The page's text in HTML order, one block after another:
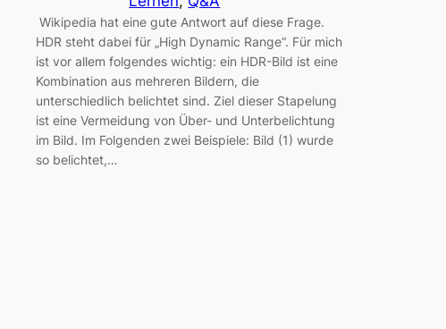
Wikipedia hat eine gute Antwort auf diese Frage.
HDR steht dabei für „High Dynamic Range“. Für mich
ist vor allem folgendes wichtig: ein HDR-Bild ist eine
Kombination aus mehreren Bildern, die
unterschiedlich belichtet sind. Ziel dieser Stapelung
ist eine Vermeidung von Über- und Unterbelichtung
im Bild. Im Folgenden zwei Beispiele: Bild (1) wurde
so belichtet,…